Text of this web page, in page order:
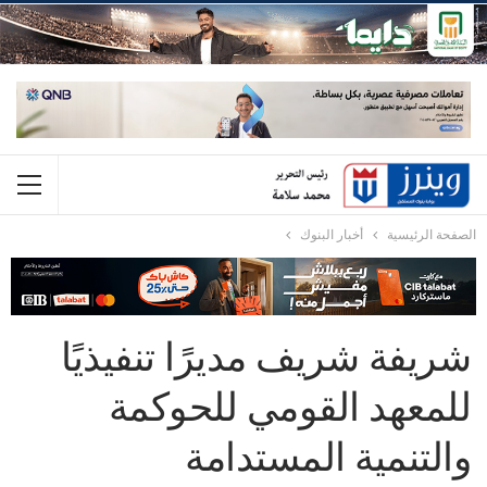
الصفحة الرئيسية أخبار البنوك
شريفة شريف مديرًا تنفيذيًا
للمعهد القومي للحوكمة
والتنمية المستدامة